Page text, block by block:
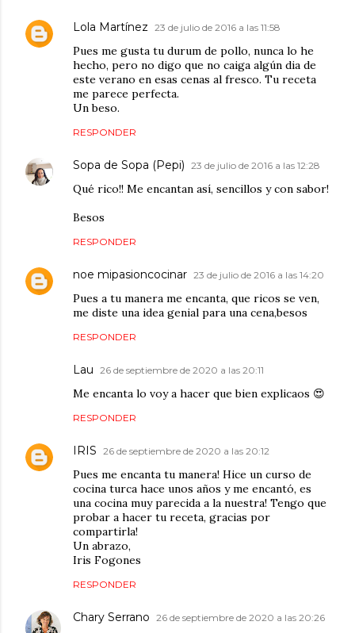
Lola Martínez 23 de julio de 2016 a las 11:58
Pues me gusta tu durum de pollo, nunca lo he
hecho, pero no digo que no caiga algún dia de
este verano en esas cenas al fresco. Tu receta
me parece perfecta.
Un beso.
RESPONDER
Sopa de Sopa (Pepi) 23 de julio de 2016 a las 12:28
Qué rico!! Me encantan así, sencillos y con sabor!
Besos
RESPONDER
noe mipasioncocinar 23 de julio de 2016 a las 14:20
Pues a tu manera me encanta, que ricos se ven,
me diste una idea genial para una cena,besos
RESPONDER
Lau 26 de septiembre de 2020 a las 20:11
Me encanta lo voy a hacer que bien explicaos 😍
RESPONDER
IRIS 26 de septiembre de 2020 a las 20:12
Pues me encanta tu manera! Hice un curso de
cocina turca hace unos años y me encantó, es
una cocina muy parecida a la nuestra! Tengo que
probar a hacer tu receta, gracias por
compartirla!
Un abrazo,
Iris Fogones
RESPONDER
Chary Serrano 26 de septiembre de 2020 a las 20:26